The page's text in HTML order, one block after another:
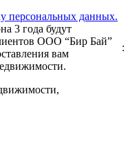
персональных данных.
3 года будут
ООО “Бир Бай”
вам
: